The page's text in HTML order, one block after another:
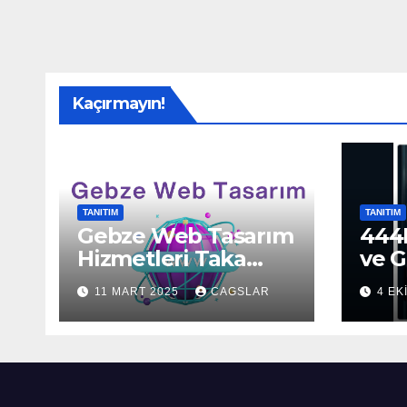
Kaçırmayın!
TANITIM
Gebze Web Tasarım
Hizmetleri Taka
Bilişim’de!
11 MART 2025 CAGSLAR
TANITIM
ve
4